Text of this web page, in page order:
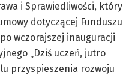
i Sprawiedliwości, który
dotyczącej Funduszu
wczorajszej inauguracji
„Dziś uczeń, jutro
przyspieszenia rozwoju